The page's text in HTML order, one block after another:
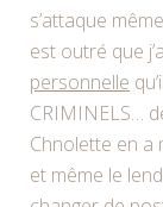
s’attaque
est outré que
personnelle
CRIMINELS…
Chnolette en a
et même le